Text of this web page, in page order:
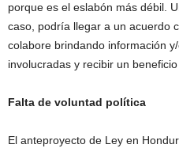
porque es el eslabón más débil.
caso, podría llegar a un acuerdo
colabore brindando información
involucradas y recibir un beneficio
Falta de voluntad política
El anteproyecto de Ley en